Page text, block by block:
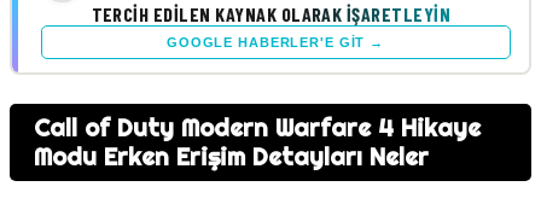
TERCIH EDILEN KAYNAK OLARAK İŞARETLEYIN
GOOGLE HABERLER'E GIT →
Call of Duty Modern Warfare 4 Hikaye
Modu Erken Erişim Detayları Neler